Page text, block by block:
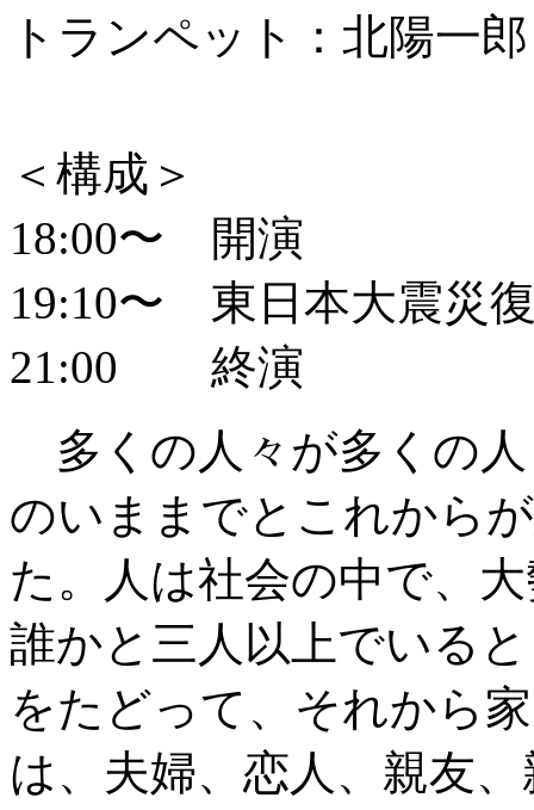
トランペット：北陽一郎
＜構成＞
18:00〜 開演
19:10〜 東日本大震災
21:00 終演
多くの人々が多くの
のいままでとこれから
た。人は社会の中で、
誰かと三人以上でいる
をたどって、それから
は、夫婦、恋人、親友